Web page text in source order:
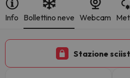
Info Bollettino neve Webcam
Stazione